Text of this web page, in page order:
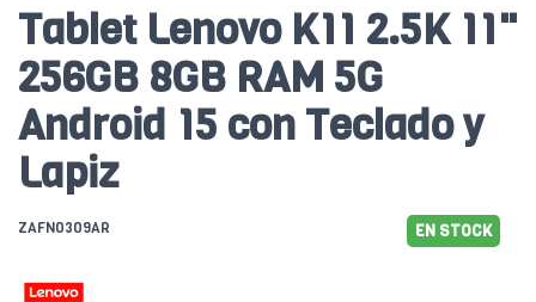
Tablet Lenovo K11 2.5K 11"
256GB 8GB RAM 5G
Android 15 con Teclado y
Lapiz
ZAFN0309AR EN STOCK